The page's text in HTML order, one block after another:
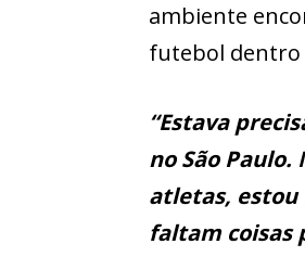
ambiente
futebol dentro
“Estava
no São
atletas, estou
faltam coisas